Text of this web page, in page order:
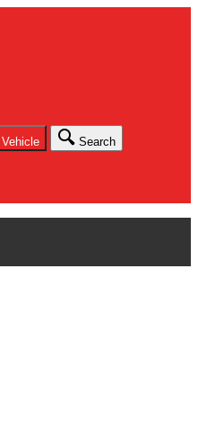
Vehicle Search